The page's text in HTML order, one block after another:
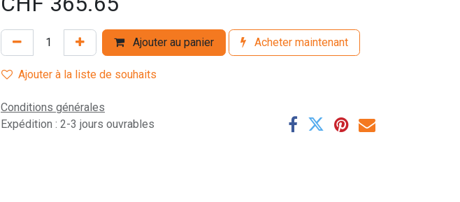
Ajouter au panier Acheter maintenant
Ajouter à la liste de souhaits
Conditions générales
Expédition : 2-3 jours ouvrables